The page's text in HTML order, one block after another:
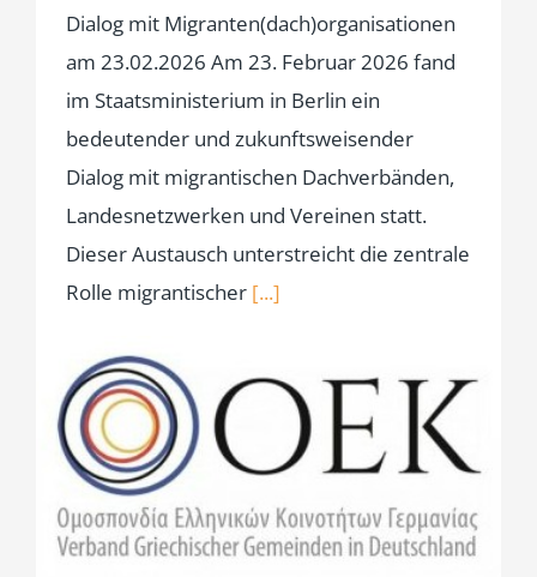
Dialog mit Migranten(dach)organisationen
am 23.02.2026 Am 23. Februar 2026 fand
im Staatsministerium in Berlin ein
bedeutender und zukunftsweisender
Dialog mit migrantischen Dachverbänden,
Landesnetzwerken und Vereinen statt.
Dieser Austausch unterstreicht die zentrale
Rolle migrantischer [...]